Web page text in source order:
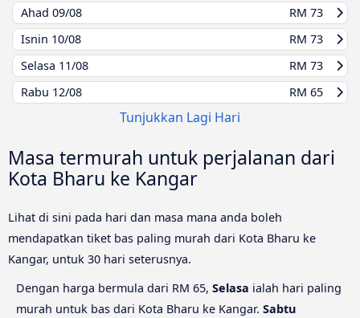
Ahad 09/08
RM 73
Isnin 10/08
RM 73
Selasa 11/08
RM 73
Rabu 12/08 RM 65
Tunjukkan Lagi Hari
Masa termurah untuk perjalanan dari
Kota Bharu ke Kangar
Lihat di sini pada hari dan masa mana anda boleh
mendapatkan tiket bas paling murah dari Kota Bharu ke
Kangar, untuk 30 hari seterusnya.
Dengan harga bermula dari RM 65, Selasa ialah hari paling
murah untuk bas dari Kota Bharu ke Kangar. Sabtu